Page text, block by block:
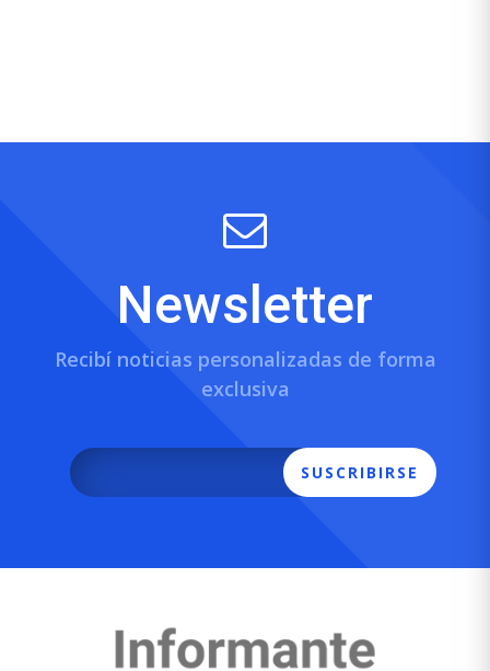
Newsletter
Recibí noticias personalizadas de forma
exclusiva
SUSCRIBIRSE